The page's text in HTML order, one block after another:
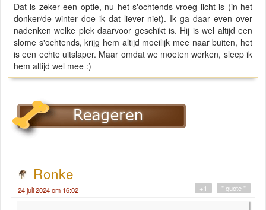
Dat is zeker een optie, nu het s'ochtends vroeg licht is (in het
donker/de winter doe ik dat liever niet). Ik ga daar even over
nadenken welke plek daarvoor geschikt is. Hij is wel altijd een
slome s'ochtends, krijg hem altijd moeilijk mee naar buiten, het
is een echte uitslaper. Maar omdat we moeten werken, sleep ik
hem altijd wel mee :)
Ronke
24 juli 2024 om 16:02 " quote "
+1